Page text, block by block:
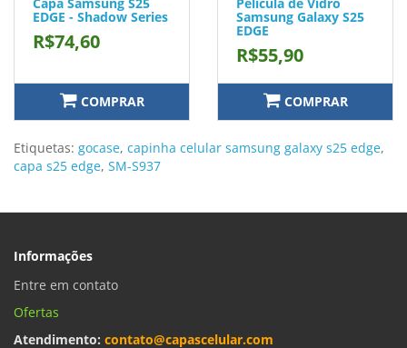
EDGE - Shadow Series
R$74,60
COMPRAR
Samsung Galaxy S25
EDGE
R$55,90
COMPRAR
Etiquetas: gocase, capinha celular samsung galaxy s25 edge,
capa s25 edge, SM-S937
Informações
Entre em contato
Ofertas
Atendimento: contato@capascelular.com